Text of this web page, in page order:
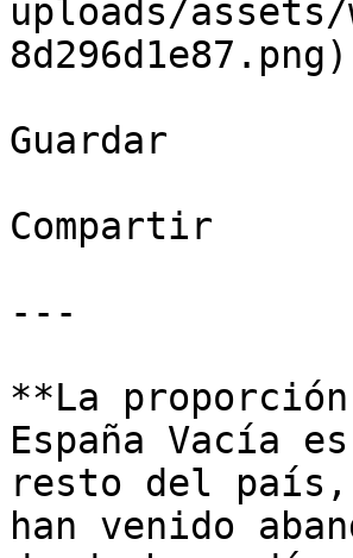
uploads/assets/
8d296d1e87.png)
Guardar
Compartir
---
**La
España Vacía
resto del país,
han venido